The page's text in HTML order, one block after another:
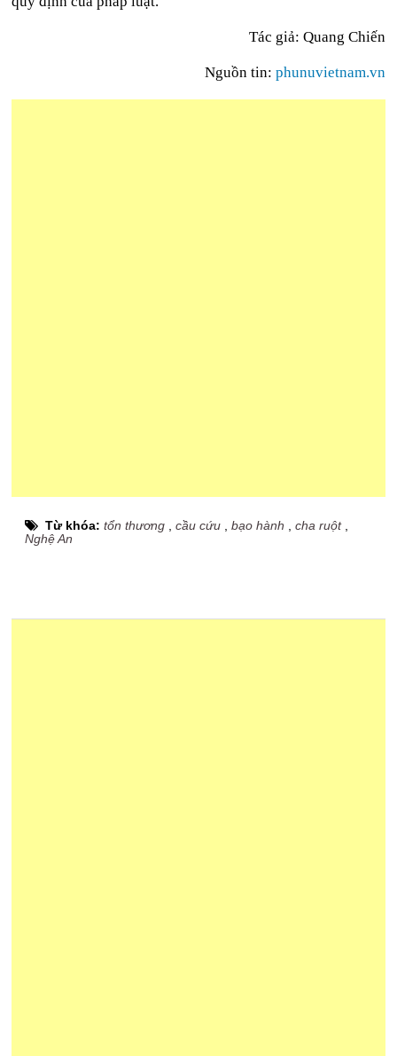
Tác giả: Quang Chiến
Nguồn tin: phunuvietnam.vn
Từ khóa:tổn thương ,cầu cứu ,bạo hành ,cha ruột,
Nghệ An